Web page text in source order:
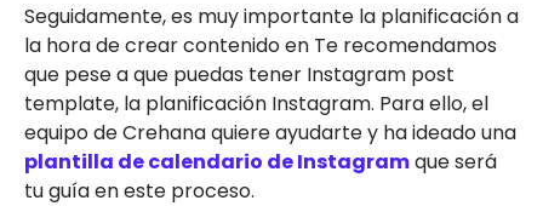
Seguidamente, es muy importante la planificación a
la hora de crear contenido en Te recomendamos
que pese a que puedas tener Instagram post
template, la planificación Instagram. Para ello, el
equipo de Crehana quiere ayudarte y ha ideado una
plantilla de calendario de Instagramque será
tu guía en este proceso.